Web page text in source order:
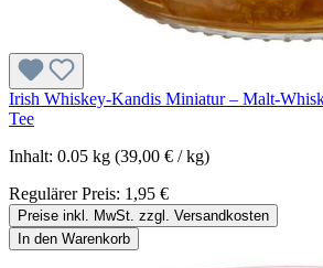
Irish Whiskey-Kandis Miniatur – Malt-
Tee
Inhalt: 0.05 kg (39,00 € / kg)
Regulärer Preis: 1,95 €
Preise inkl. MwSt. zzgl. Versandkosten
In den Warenkorb